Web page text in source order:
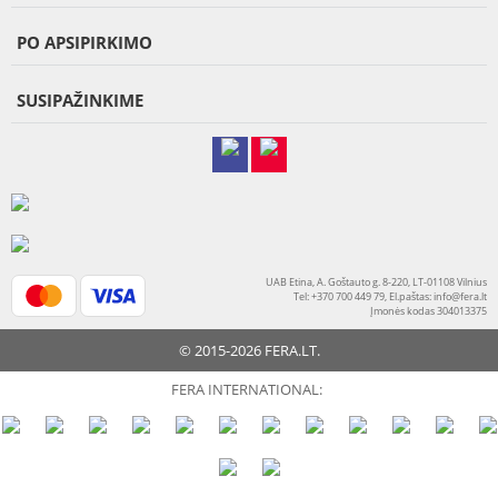
PO APSIPIRKIMO
SUSIPAŽINKIME
UAB Etina, A. Goštauto g. 8-220, LT-01108 Vilnius
Tel: +370 700 449 79, El.paštas:info@fera.lt
Įmonės kodas 304013375
© 2015-2026 FERA.LT.
FERA INTERNATIONAL: